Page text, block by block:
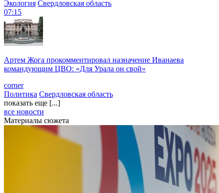
Экология Свердловская область
07:15
Артем Жога прокомментировал назначение Иванаева
командующим ЦВО: «Для Урала он свой»
corner
Политика Свердловская область
показать еще [...]
все новости
Материалы сюжета